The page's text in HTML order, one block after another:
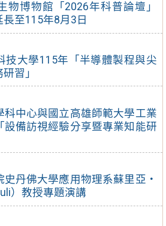
物博物館「2026年科普論壇」
至115年8月3日
技大學115年「半導體製程與尖
習」
科中心與國立高雄師範大學工業
設備訪視經驗分享暨專業知能研
史丹佛大學應用物理系蘇里亞・
）教授專題演講